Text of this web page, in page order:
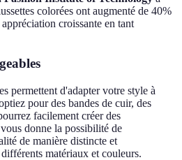
colorées ont augmenté de 40%
croissante en tant
permettent d'adapter votre style à
pour des bandes de cuir, des
facilement créer des
donne la possibilité de
de manière distincte et
matériaux et couleurs.